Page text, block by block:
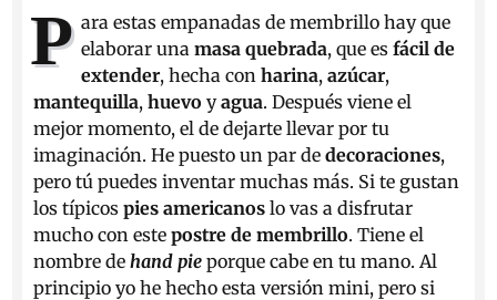
P ara estas empanadas de membrillo hay que
elaborar una masa quebrada, que es fácil de
extender, hecha con harina, azúcar,
mantequilla,huevo yagua. Después viene el
mejor momento, el de dejarte llevar por tu
imaginación. He puesto un par dedecoraciones,
pero tú puedes inventar muchas más. Si te gustan
los típicospies americanos lo vas a disfrutar
mucho con estepostre de membrillo. Tiene el
nombre dehand pie porque cabe en tu mano. Al
principio yo he hecho esta versión mini, pero si